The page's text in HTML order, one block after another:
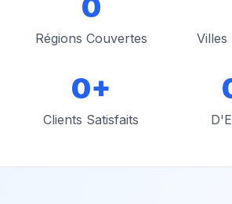
0
Régions Couvertes Villes
0+
Clients Satisfaits